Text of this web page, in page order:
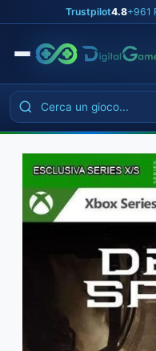
to
the
content
Trustpilot4.8+961
Home›Tutti i giochi
Home›Tutti i giochi